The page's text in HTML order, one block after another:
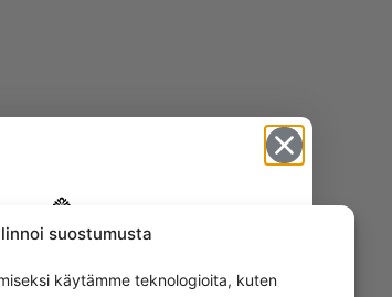
suostumusta
käytämme teknologioita, kuten
-5%